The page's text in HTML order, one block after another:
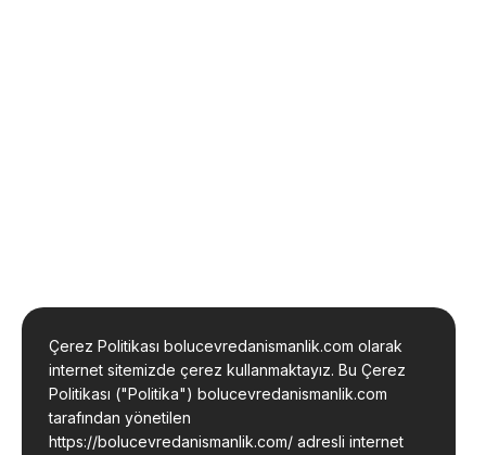
Çerez Politikası bolucevredanismanlik.com olarak
internet sitemizde çerez kullanmaktayız. Bu Çerez
Politikası ("Politika") bolucevredanismanlik.com
tarafından yönetilen
https://bolucevredanismanlik.com/ adresli internet